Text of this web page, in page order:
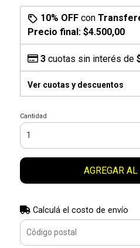
10% OFFcon
Precio final: $4.500,00
3cuotas sin interés de
Ver cuotas y descuentos
Cantidad
AGREGAR
Calculá el costo de envío